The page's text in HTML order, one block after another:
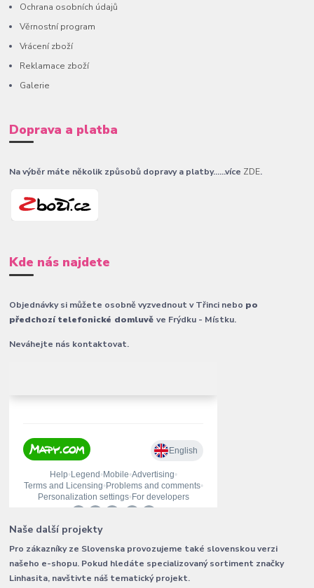
Ochrana osobních údajů
Věrnostní program
Vrácení zboží
Reklamace zboží
Galerie
Doprava a platba
Na výběr máte několik způsobů dopravy a platby......více ZDE.
Kde nás najdete
Objednávky si můžete osobně vyzvednout v Třinci nebo po
předchozí telefonické domluvěve Frýdku - Místku.
Neváhejte nás kontaktovat.
Naše další projekty
Pro zákazníky ze Slovenska provozujeme také slovenskou verzi
našeho e-shopu. Pokud hledáte specializovaný sortiment značky
Linhasita, navštivte náš tematický projekt.